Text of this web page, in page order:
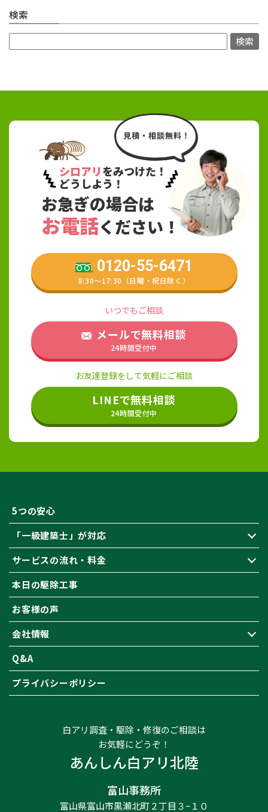
検索
シロアリをみつけた！
どうしよう！
お急ぎの場合は
お電話ください！
0120-55-6471
8:30〜17:30（日曜・祝日除く）
いつでもご相談
メールで無料相談
24時間受付中
お友達登録をして気軽にご相談
LINEで無料相談
24時間受付中
5つの安心
「一級建築士」が対応
サービスの流れ・料金
本日の駆除工事
お客様の声
会社情報
Q&A
プライバシーポリシー
白アリ調査・駆除・修復のご相談は
お気軽にどうぞ！
あんしん白アリ北陸
富山事務所
富山県富山市黒瀬北町２丁目３−１０